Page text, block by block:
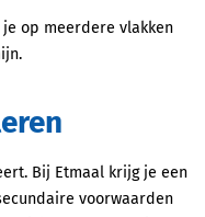
op meerdere vlakken
Bij Etmaal krijg je een
voorwaarden